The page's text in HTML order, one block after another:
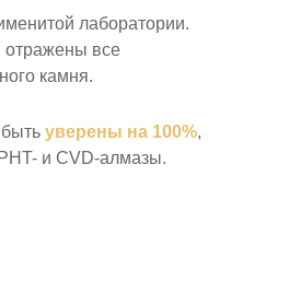
лаборатории.
отражены все
камня.
уверены на 100%,
и CVD-алмазы.